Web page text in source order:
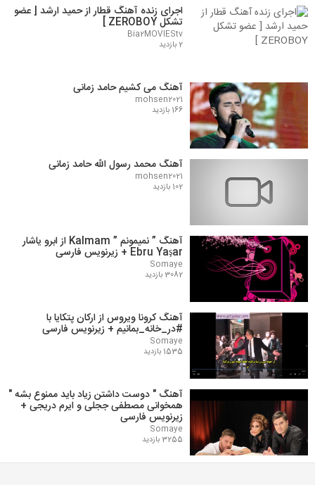
اجرای زنده آهنگ قطار از حمید ارشد [ عضو
تشکل ZEROBOY ]
Bia2MOVIEStv
2 بازدید
آهنگ می کشیم حامد زمانی
mohsen2021
166 بازدید
آهنگ محمد رسول الله حامد زمانی
mohsen2021
102 بازدید
آهنگ ” نمیمونم ” Kalmam از ابرو یاشار
Ebru Yaşar + زیرنویس فارسی
Somaye
3082 بازدید
آهنگ کرونا ویروس از ارکان پتکایا با
#در_خانه_بمانیم + زیرنویس فارسی
Somaye
1535 بازدید
آهنگ " دوست داشتن زیاد باید ممنوع بشه "
همخوانی مصطفی ججلی و ایرم دریجی +
زیرنویس فارسی
Somaye
3255 بازدید